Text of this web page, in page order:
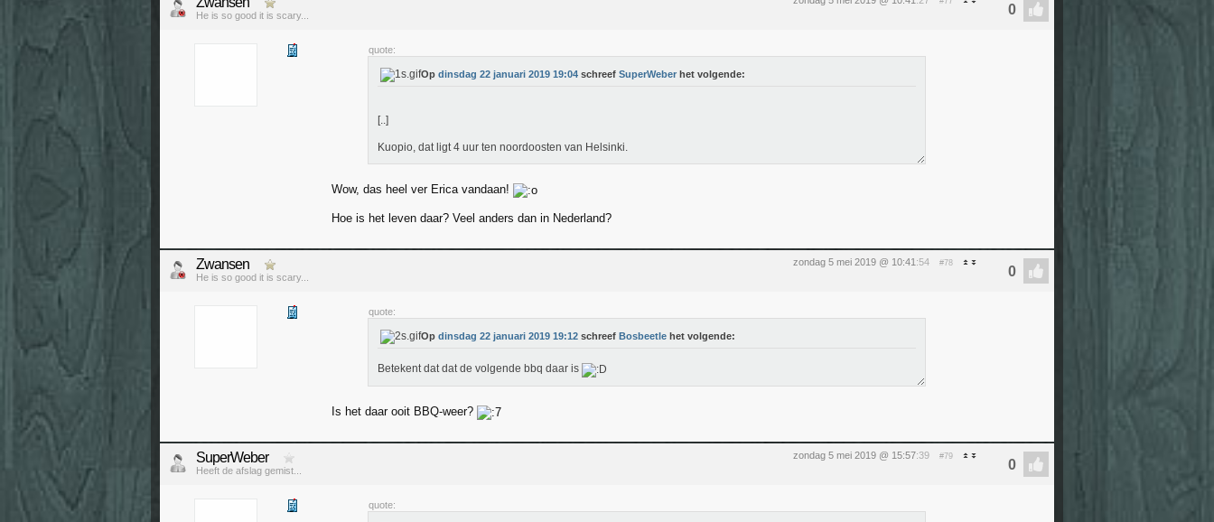
He is so good it is scary...
quote:
Op dinsdag 22 januari 2019 19:04 schreef SuperWeber het volgende:
[..]
Kuopio, dat ligt 4 uur ten noordoosten van Helsinki.
Wow, das heel ver Erica vandaan!
Hoe is het leven daar? Veel anders dan in Nederland?
zondag 5 mei 2019 @ 10:41 :54 #78
Zwansen
He is so good it is scary...
quote:
Op dinsdag 22 januari 2019 19:12 schreef Bosbeetle het volgende:
Betekent dat dat de volgende bbq daar is
Is het daar ooit BBQ-weer?
zondag 5 mei 2019 @ 15:57:39 #79
SuperWeber
Heeft de afslag gemist...
quote: